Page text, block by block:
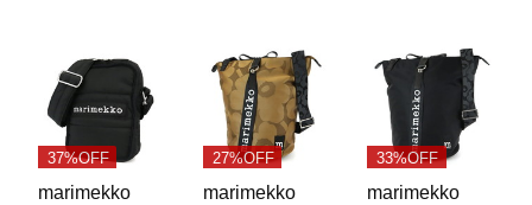
37%OFF
marimekko
27%OFF
marimekko
33%OFF
marimekko